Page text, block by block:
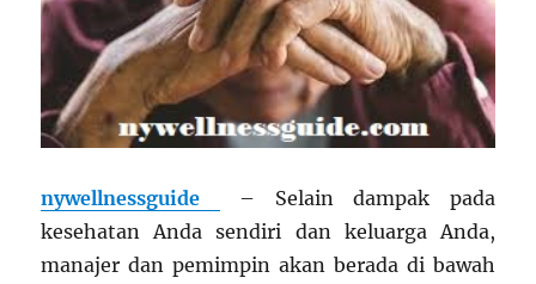
nywellnessguide
– Selain dampak pada
kesehatan Anda sendiri dan keluarga Anda,
manajer dan pemimpin akan berada di bawah